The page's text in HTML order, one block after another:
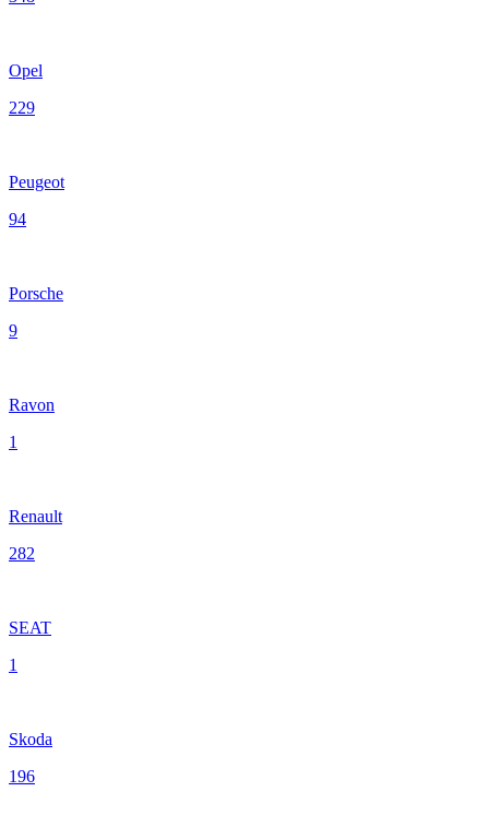
Opel
229
Peugeot
94
Porsche
9
Ravon
1
Renault
282
SEAT
1
Skoda
196